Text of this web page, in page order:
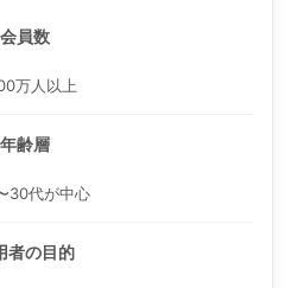
会員数
万人以上
年齢層
30代が中心
者の目的